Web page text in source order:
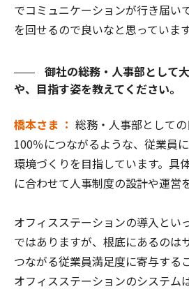
でコミュニケーションが行き届い
を回せるので良いなと思っています
御社の総務・人事部として
や、目指す姿を教えてください。
橋本さま ： 総務・人事部として
100％につながるような、従業員
環境づくりを目指しています。具
に合わせて人事制度の設計や運営
オフィスステーションの導入とい
ではありますが、根底にあるのは
つながる従業員満足度に寄与する
オフィスステーションのシステム